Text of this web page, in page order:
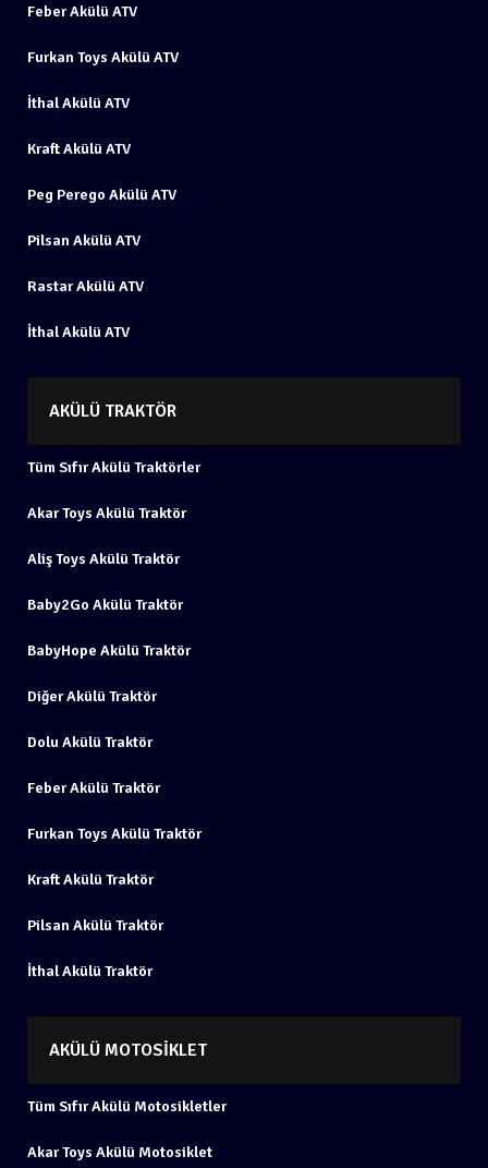
Feber Akülü ATV
Furkan Toys Akülü ATV
İthal Akülü ATV
Kraft Akülü ATV
Peg Perego Akülü ATV
Pilsan Akülü ATV
Rastar Akülü ATV
İthal Akülü ATV
AKÜLÜ TRAKTÖR
Tüm Sıfır Akülü Traktörler
Akar Toys Akülü Traktör
Aliş Toys Akülü Traktör
Baby2Go Akülü Traktör
BabyHope Akülü Traktör
Diğer Akülü Traktör
Dolu Akülü Traktör
Feber Akülü Traktör
Furkan Toys Akülü Traktör
Kraft Akülü Traktör
Pilsan Akülü Traktör
İthal Akülü Traktör
AKÜLÜ MOTOSIKLET
Tüm Sıfır Akülü Motosikletler
Akar Toys Akülü Motosiklet